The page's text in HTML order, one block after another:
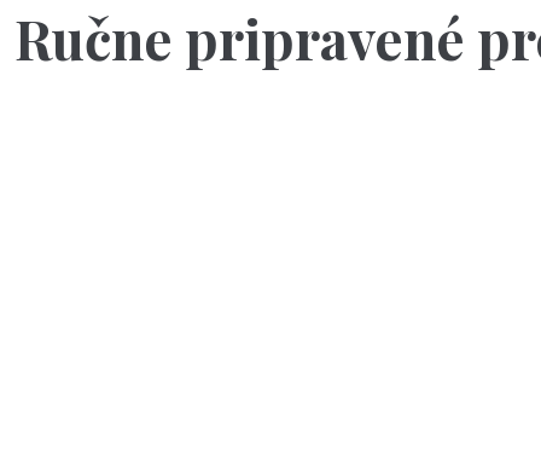
Ručne pripravené